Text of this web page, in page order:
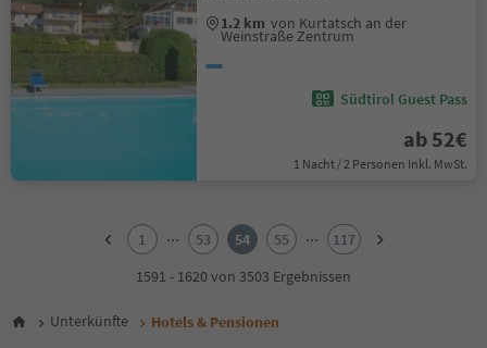
1.2 km von Kurtatsch an der
Weinstraße Zentrum
Südtirol Guest Pass
ab 52€
1 Nacht / 2 Personen Inkl. MwSt.
6
1 ... 53 54 55 ...
117
1591 - 1620 von 3503 Ergebnissen
Unterkünfte Hotels & Pensionen